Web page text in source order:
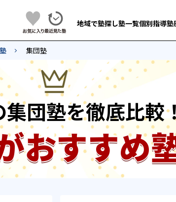
地域で塾探し塾一覧個別指導塾
集団塾
集団塾を徹底比較
おすすめ